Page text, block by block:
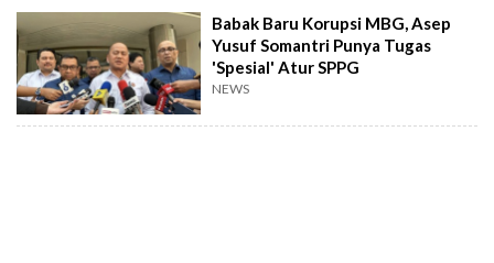
Babak Baru Korupsi MBG, Asep
Yusuf Somantri Punya Tugas
'Spesial' Atur SPPG
NEWS